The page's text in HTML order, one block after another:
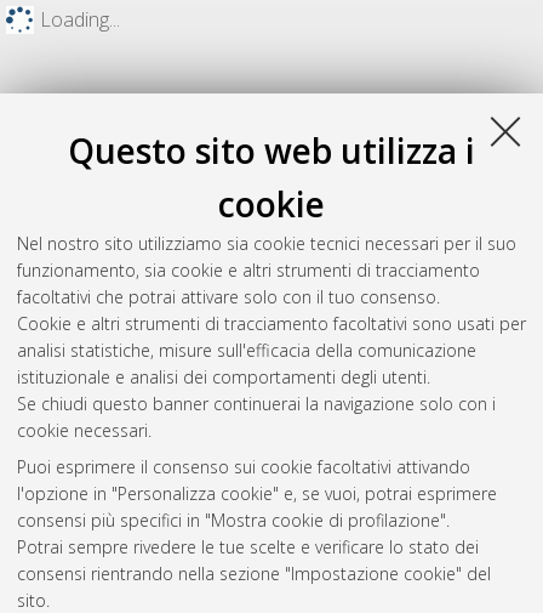
Questo sito web utilizza i
cookie
Nel nostro sito utilizziamo sia cookie tecnici necessari per il suo
funzionamento, sia cookie e altri strumenti di tracciamento
facoltativi che potrai attivare solo con il tuo consenso.
Cookie e altri strumenti di tracciamento facoltativi sono usati per
analisi statistiche, misure sull'efficacia della comunicazione
istituzionale e analisi dei comportamenti degli utenti.
Se chiudi questo banner continuerai la navigazione solo con i
cookie necessari.
Puoi esprimere il consenso sui cookie facoltativi attivando
l'opzione in "Personalizza cookie" e, se vuoi, potrai esprimere
consensi più specifici in "Mostra cookie di profilazione".
Potrai sempre rivedere le tue scelte e verificare lo stato dei
consensi rientrando nella sezione "Impostazione cookie" del
sito.
Loading...
Gestione del documento:
Atom
Rss 1.0
Rss 2.0